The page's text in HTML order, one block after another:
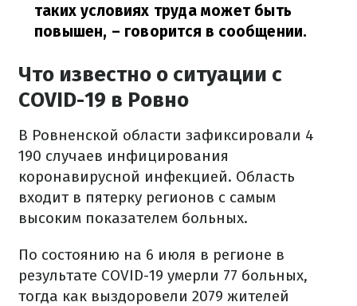
таких условиях труда может быть
повышен, – говорится в сообщении.
Что известно о ситуации с
COVID-19 в Ровно
В Ровненской области зафиксировали 4
190 случаев инфицирования
коронавирусной инфекцией. Область
входит в пятерку регионов с самым
высоким показателем больных.
По состоянию на 6 июля в регионе в
результате COVID-19 умерли 77 больных,
тогда как выздоровели 2079 жителей